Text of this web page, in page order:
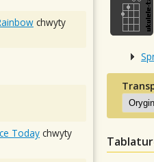
chwyty
Today chwyty